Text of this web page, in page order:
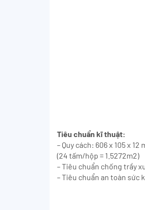
Tiêu chuẩn kĩ thuật:
– Quy cách: 606 x 105 x 12
(24 tấm/hộp = 1.5272m2)
– Tiêu chuẩn chống trầy
– Tiêu chuẩn an toàn sức